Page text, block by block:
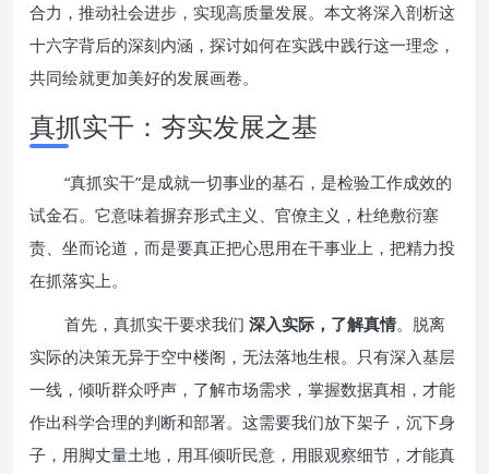
合力，推动社会进步，实现高质量发展。本文将深入剖析这
十六字背后的深刻内涵，探讨如何在实践中践行这一理念，
共同绘就更加美好的发展画卷。
真抓实干：夯实发展之基
“真抓实干”是成就一切事业的基石，是检验工作成效的
试金石。它意味着摒弃形式主义、官僚主义，杜绝敷衍塞
责、坐而论道，而是要真正把心思用在干事业上，把精力投
在抓落实上。
首先，真抓实干要求我们 深入实际，了解真情。脱离
实际的决策无异于空中楼阁，无法落地生根。只有深入基层
一线，倾听群众呼声，了解市场需求，掌握数据真相，才能
作出科学合理的判断和部署。这需要我们放下架子，沉下身
子，用脚丈量土地，用耳倾听民意，用眼观察细节，才能真